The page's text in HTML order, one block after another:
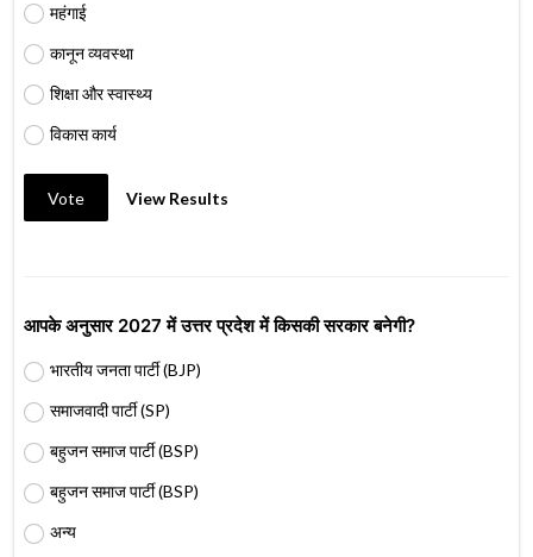
महंगाई
कानून व्यवस्था
शिक्षा और स्वास्थ्य
विकास कार्य
Vote View Results
आपके अनुसार 2027 में उत्तर प्रदेश में किसकी सरकार बनेगी?
भारतीय जनता पार्टी (BJP)
समाजवादी पार्टी (SP)
बहुजन समाज पार्टी (BSP)
बहुजन समाज पार्टी (BSP)
अन्य